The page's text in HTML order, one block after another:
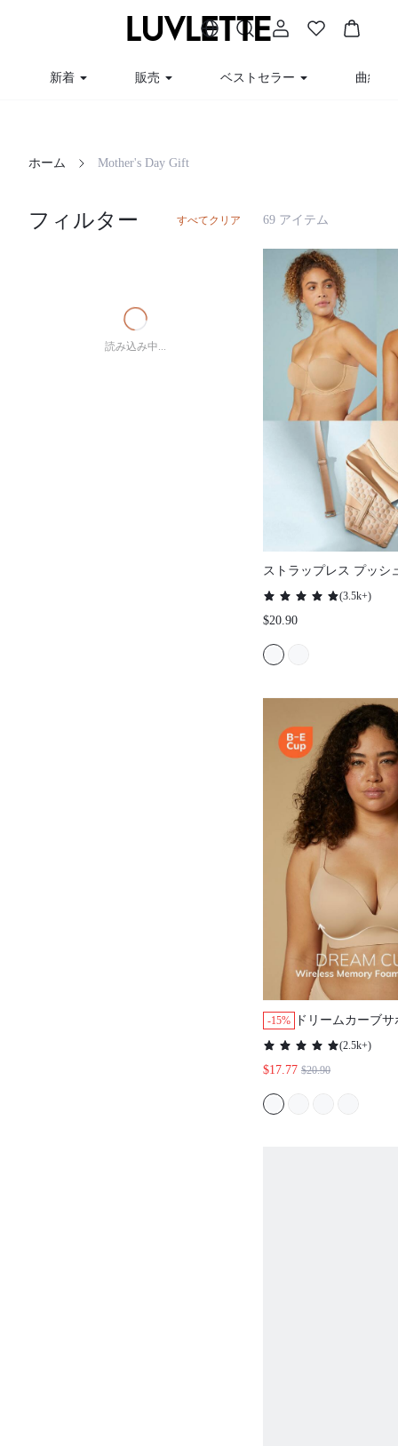
新着 販売 ベストセラー 曲線
ホーム Mother's Day Gift
フィルター すべてクリア
読み込み中...
69 アイテム
ストラップレス プッシ
ーワイヤー Tシャツ ラ
ターウェア ブラ ヌー
フ ウェディングブラ
(3.5k+)
$20.90
-15%
ドリームカーブ
ワイヤレス プッ
ツ ベーシックサ
ラ 目立たない下
(2.5k+)
$17.77 $20.90